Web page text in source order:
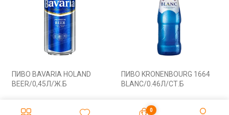
ПИВО BAVARIA HOLAND
BEER/0,45Л/Ж.Б
680₸
ПИВО KRONENBOURG 1664
BLANC/0.46Л/СТ.Б
0